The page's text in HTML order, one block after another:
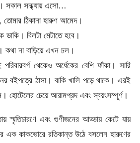
সকাল সন্ধ্যায় এসো…
ঠিকানা হারুণ আমেদ।
ডাকি। বিলটা মেটাতে হবে।
কথা না বাড়িয়ে এখন চল।
থেকেও অর্ধেকের বেশি ফাঁকা। সারি
বইপত্রে ঠাসা। বাকি খালি পড়ে থাকে। এরই
হোটেলের চেয়ে আরামপ্রদ এবং স্বয়ংসম্পূর্ণ।
স্মৃতিচারণে এবং গুণীজনের আড্ডায় কেটে যায়
এক কাকভোরে রতিকান্ত উঠে বসলেন হারুণের